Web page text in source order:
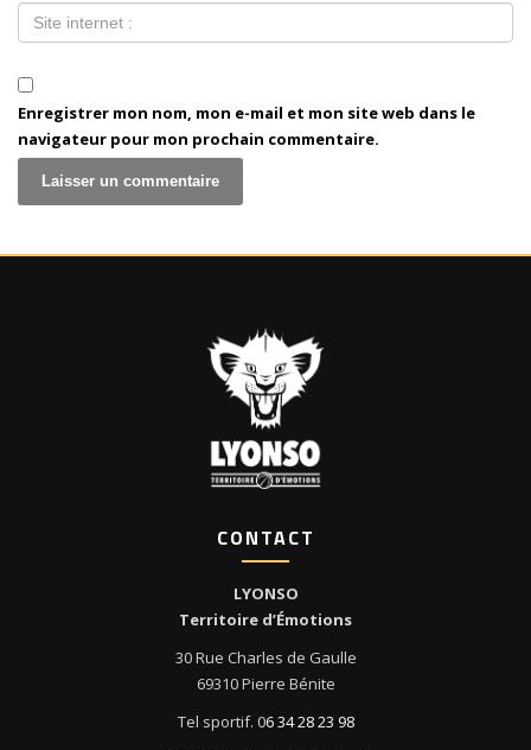
Enregistrer mon nom, mon e-mail et mon site web dans le
navigateur pour mon prochain commentaire.
CONTACT
LYONSO
Territoire d’Émotions
30 Rue Charles de Gaulle
69310 Pierre Bénite
Tel sportif. 06 34 28 23 98